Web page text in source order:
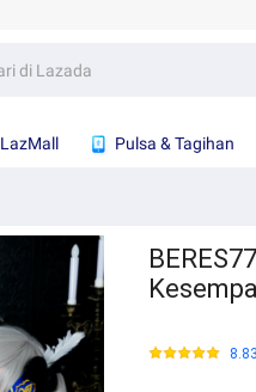
LazMall Pulsa & Tagihan